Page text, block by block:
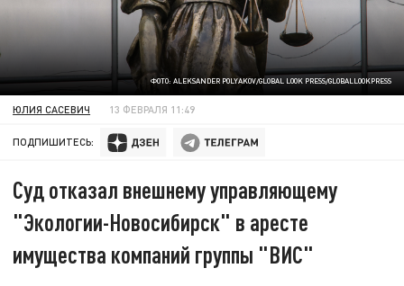
ФОТО: ALEKSANDER POLYAKOV/GLOBAL LOOK PRESS/GLOBALLOOKPRESS
ЮЛИЯ САСЕВИЧ 13 ФЕВРАЛЯ 11:49
ПОДПИШИТЕСЬ:
Суд отказал внешнему управляющему
"Экологии-Новосибирск" в аресте
имущества компаний группы "ВИС"